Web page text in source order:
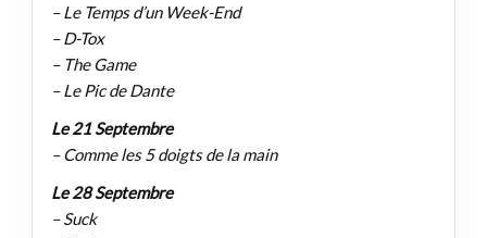
– Le Temps d’un Week-End
– D-Tox
– The Game
– Le Pic de Dante
Le 21 Septembre
– Comme les 5 doigts de la main
Le 28 Septembre
– Suck